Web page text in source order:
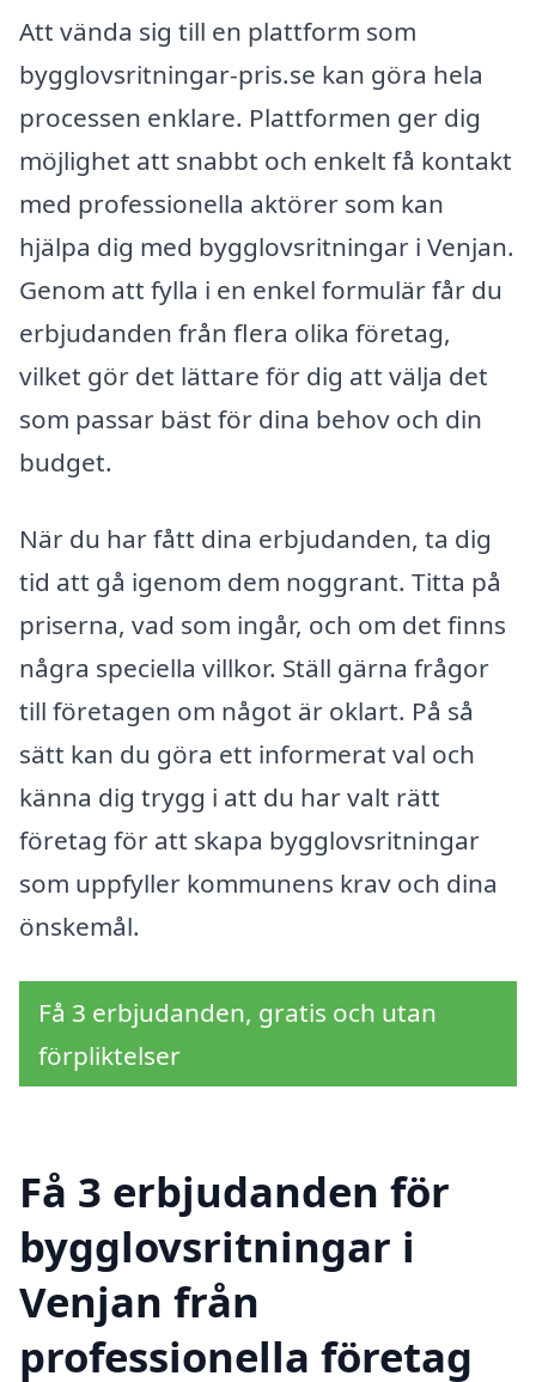
Att vända sig till en plattform som
bygglovsritningar-pris.se kan göra hela
processen enklare. Plattformen ger dig
möjlighet att snabbt och enkelt få kontakt
med professionella aktörer som kan
hjälpa dig med bygglovsritningar i Venjan.
Genom att fylla i en enkel formulär får du
erbjudanden från flera olika företag,
vilket gör det lättare för dig att välja det
som passar bäst för dina behov och din
budget.
När du har fått dina erbjudanden, ta dig
tid att gå igenom dem noggrant. Titta på
priserna, vad som ingår, och om det finns
några speciella villkor. Ställ gärna frågor
till företagen om något är oklart. På så
sätt kan du göra ett informerat val och
känna dig trygg i att du har valt rätt
företag för att skapa bygglovsritningar
som uppfyller kommunens krav och dina
önskemål.
Få 3 erbjudanden, gratis och utan
förpliktelser
Få 3 erbjudanden för
bygglovsritningar i
Venjan från
professionella företag